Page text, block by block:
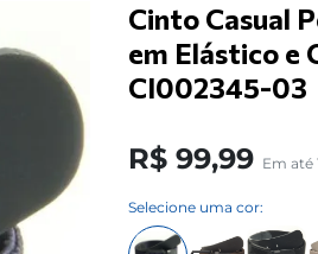
Cinto Casual
em Elástico e
CI002345-03
R$ 99,99 Em até
Selecione uma cor: